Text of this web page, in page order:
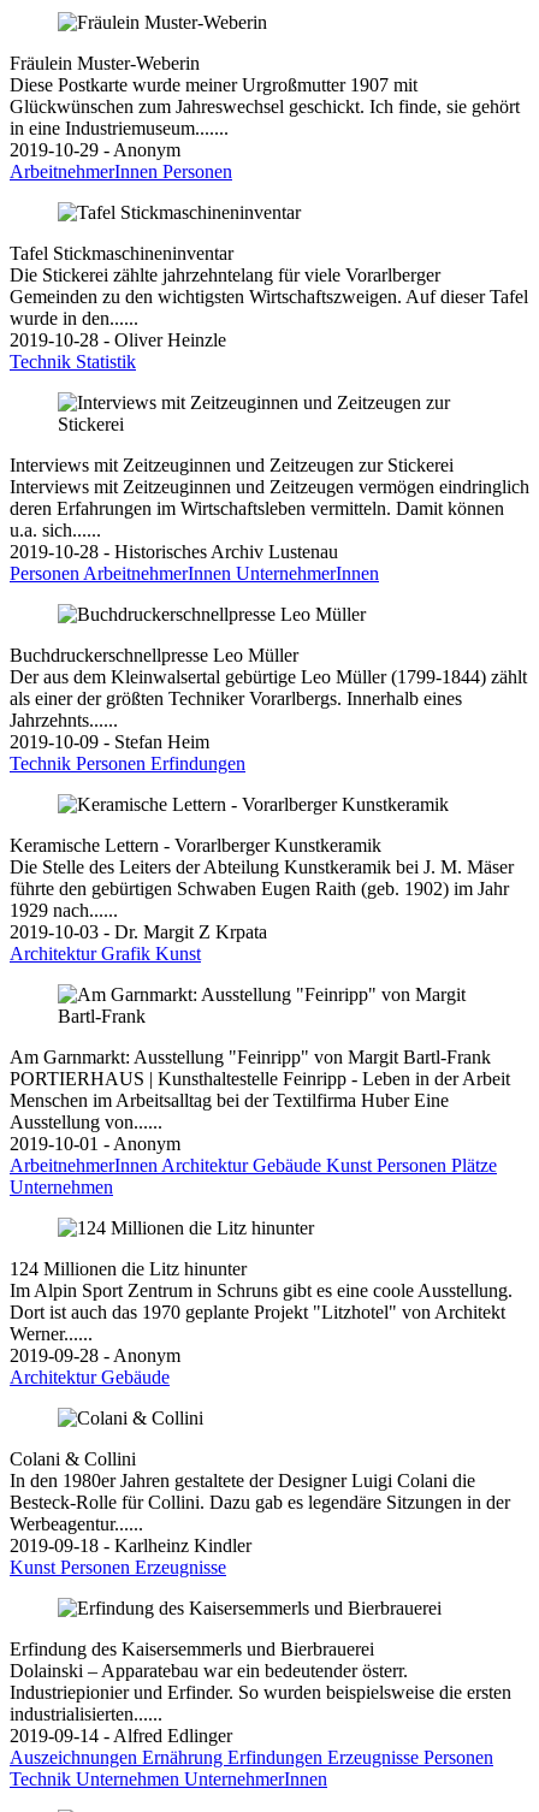
Fräulein Muster-Weberin
Diese Postkarte wurde meiner Urgroßmutter 1907 mit
Glückwünschen zum Jahreswechsel geschickt. Ich finde, sie gehört
in eine Industriemuseum.......
2019-10-29 - Anonym
ArbeitnehmerInnen Personen
Tafel Stickmaschineninventar
Die Stickerei zählte jahrzehntelang für viele Vorarlberger
Gemeinden zu den wichtigsten Wirtschaftszweigen. Auf dieser Tafel
wurde in den......
2019-10-28 - Oliver Heinzle
Technik Statistik
Interviews mit Zeitzeuginnen und Zeitzeugen zur Stickerei
Interviews mit Zeitzeuginnen und Zeitzeugen vermögen eindringlich
deren Erfahrungen im Wirtschaftsleben vermitteln. Damit können
u.a. sich......
2019-10-28 - Historisches Archiv Lustenau
Personen ArbeitnehmerInnen UnternehmerInnen
Buchdruckerschnellpresse Leo Müller
Der aus dem Kleinwalsertal gebürtige Leo Müller (1799-1844) zählt
als einer der größten Techniker Vorarlbergs. Innerhalb eines
Jahrzehnts......
2019-10-09 - Stefan Heim
Technik Personen Erfindungen
Keramische Lettern - Vorarlberger Kunstkeramik
Die Stelle des Leiters der Abteilung Kunstkeramik bei J. M. Mäser
führte den gebürtigen Schwaben Eugen Raith (geb. 1902) im Jahr
1929 nach......
2019-10-03 - Dr. Margit Z Krpata
ArchitekturGrafik Kunst
Am Garnmarkt: Ausstellung "Feinripp" von Margit Bartl-Frank
PORTIERHAUS | Kunsthaltestelle Feinripp - Leben in der Arbeit
Menschen im Arbeitsalltag bei der Textilfirma Huber Eine
Ausstellung von......
2019-10-01 - Anonym
ArbeitnehmerInnen ArchitekturGebäude Kunst Personen Plätze
Unternehmen
124 Millionen die Litz hinunter
Im Alpin Sport Zentrum in Schruns gibt es eine coole Ausstellung.
Dort ist auch das 1970 geplante Projekt "Litzhotel" von Architekt
Werner......
2019-09-28 - Anonym
ArchitekturGebäude
Colani & Collini
In den 1980er Jahren gestaltete der Designer Luigi Colani die
Besteck-Rolle für Collini. Dazu gab es legendäre Sitzungen in der
Werbeagentur......
2019-09-18 - Karlheinz Kindler
Kunst Personen Erzeugnisse
Erfindung des Kaisersemmerls und Bierbrauerei
Dolainski – Apparatebau war ein bedeutender österr.
Industriepionier und Erfinder. So wurden beispielsweise die ersten
industrialisierten......
2019-09-14 - Alfred Edlinger
Auszeichnungen Ernährung Erfindungen Erzeugnisse Personen
Technik Unternehmen UnternehmerInnen